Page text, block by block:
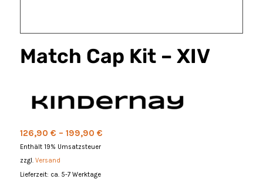
Match Cap Kit – XIV
126,90 € – 199,90 €Preisspanne:
Enthält 19% Umsatzsteuer
zzgl. Versand
Lieferzeit: ca. 5-7 Werktage